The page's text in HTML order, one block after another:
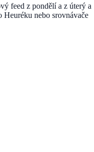
feed z pondělí a z úterý a
Heuréku nebo srovnávače